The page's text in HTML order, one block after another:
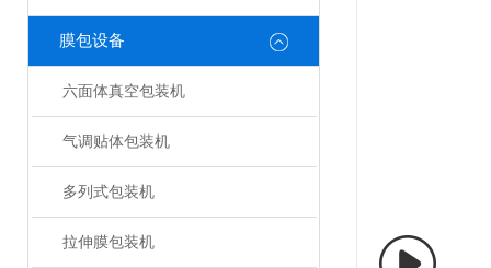
膜包设备
六面体真空包装机
气调贴体包装机
多列式包装机
拉伸膜包装机